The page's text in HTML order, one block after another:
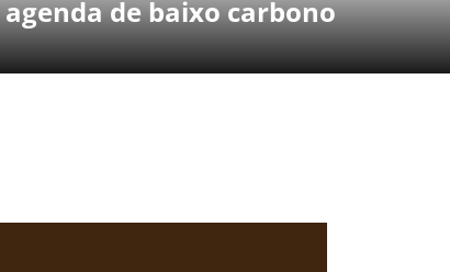
agenda de baixo carbono